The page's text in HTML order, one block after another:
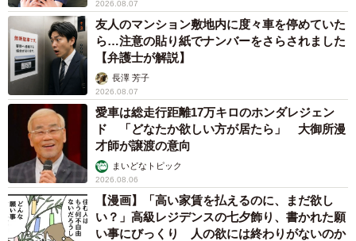
2026.08.07
友人のマンション敷地内に度々車を停めていた
ら…注意の貼り紙でナンバーをさらされました
【弁護士が解説】
長澤 芳子
2026.08.07
愛車は総走行距離17万キロのホンダレジェン
ド 「どなたか欲しい方が居たら」 大御所漫
才師が譲渡の意向
まいどなトピック
2026.08.06
【漫画】「高い家賃を払えるのに、まだ欲し
い？」高級レジデンスの七夕飾り、書かれた願
い事にびっくり 人の欲には終わりがないのか